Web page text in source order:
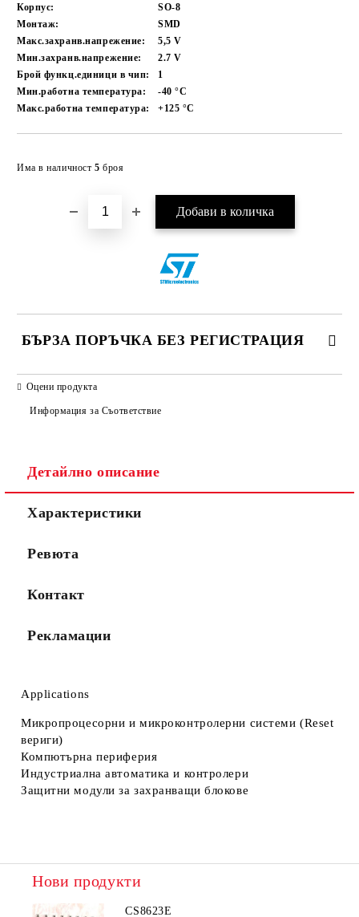
Корпус:
SO-8
Монтаж:
SMD
Макс.захранв.напрежение:
5,5V
Мин.захранв.напрежение:
2.7V
Брой функц.единици в чип:
1
Мин.работна температура:
-40°C
Макс.работна температура:
+125 °C
Има в наличност 5 броя
БЪРЗА ПОРЪЧКА БЕЗ РЕГИСТРАЦИЯ
Съгласен съм с
Ние ще се свържем с вас в рамките на работния ден.
Оцени продукта
Информация за Съответствие
Детайлно описание
Характеристики
Ревюта
Контакт
Рекламации
Applications
Микропроцесорни и микроконтролерни системи (Reset
вериги)
Компютърна периферия
Индустриална автоматика и контролери
Защитни модули за захранващи блокове
Нови продукти
CS8623E